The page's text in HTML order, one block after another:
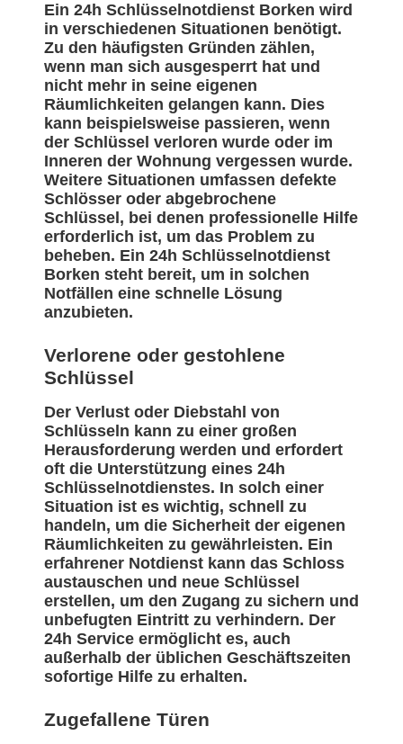
Ein 24h Schlüsselnotdienst Borken wird
in verschiedenen Situationen benötigt.
Zu den häufigsten Gründen zählen,
wenn man sich ausgesperrt hat und
nicht mehr in seine eigenen
Räumlichkeiten gelangen kann. Dies
kann beispielsweise passieren, wenn
der Schlüssel verloren wurde oder im
Inneren der Wohnung vergessen wurde.
Weitere Situationen umfassen defekte
Schlösser oder abgebrochene
Schlüssel, bei denen professionelle Hilfe
erforderlich ist, um das Problem zu
beheben. Ein 24h Schlüsselnotdienst
Borken steht bereit, um in solchen
Notfällen eine schnelle Lösung
anzubieten.
Verlorene oder gestohlene
Schlüssel
Der Verlust oder Diebstahl von
Schlüsseln kann zu einer großen
Herausforderung werden und erfordert
oft die Unterstützung eines 24h
Schlüsselnotdienstes. In solch einer
Situation ist es wichtig, schnell zu
handeln, um die Sicherheit der eigenen
Räumlichkeiten zu gewährleisten. Ein
erfahrener Notdienst kann das Schloss
austauschen und neue Schlüssel
erstellen, um den Zugang zu sichern und
unbefugten Eintritt zu verhindern. Der
24h Service ermöglicht es, auch
außerhalb der üblichen Geschäftszeiten
sofortige Hilfe zu erhalten.
Zugefallene Türen